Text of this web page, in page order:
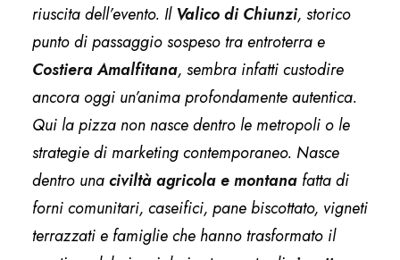
riuscita dell’evento. IlValico diChiunzi, storico
punto di passaggio sospeso tra entroterra e
Costiera Amalfitana, sembra infatti custodire
ancora oggi un’anima profondamente autentica.
Qui la pizza non nasce dentro le metropoli o le
strategie di marketing contemporaneo. Nasce
dentro unaciviltà agricola e montana fatta di
forni comunitari, caseifici, pane biscottato, vigneti
terrazzati e famiglie che hanno trasformato il